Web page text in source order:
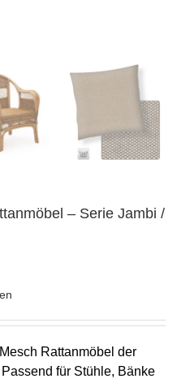
– Serie Jambi /
Rattanmöbel der
für Stühle, Bänke